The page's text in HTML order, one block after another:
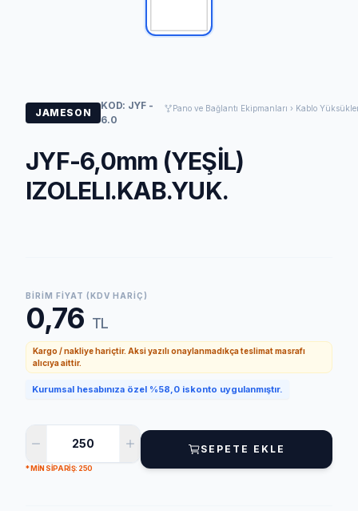
JAMESON
KOD: JYF -
6.0
Pano ve Bağlantı Ekipmanları › Kablo
JYF-6,0mm (YEŞİL)
IZOLELI.KAB.YUK.
BIRIM FIYAT (KDV HARIÇ)
0,76 TL
Kargo / nakliye hariçtir. Aksi yazılı onaylanmadıkça teslimat masrafı
alıcıya aittir.
Kurumsal hesabınıza özel %58,0 iskonto uygulanmıştır.
* MIN SIPARIŞ: 250
SEPETE EKLE